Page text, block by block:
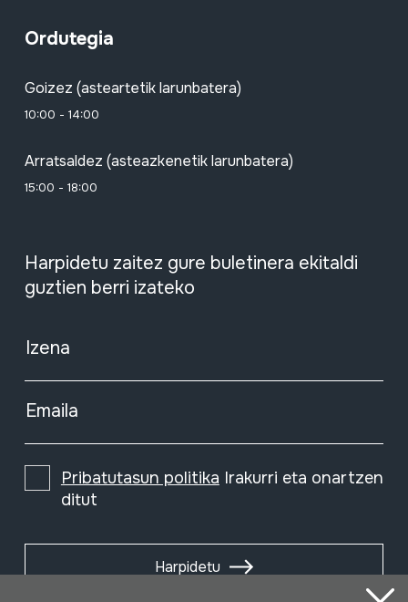
Ordutegia
Goizez (asteartetik larunbatera)
10:00 - 14:00
Arratsaldez (asteazkenetik larunbatera)
15:00 - 18:00
Harpidetu zaitez gure buletinera ekitaldi
guztien berri izateko
Izena
Emaila
Pribatutasun politika Irakurri eta onartzen
ditut
Harpidetu